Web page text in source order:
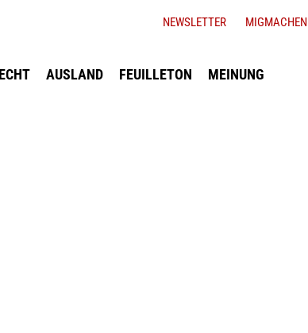
AUSLAND FEUILLETON MEINUNG
NEWSLETTER MIGMACHEN